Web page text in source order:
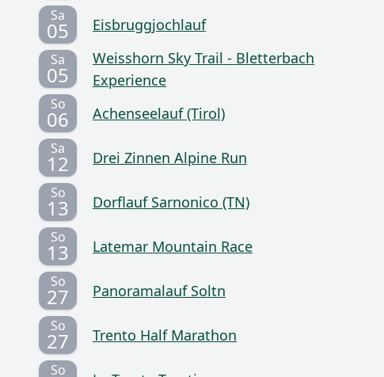
Sa
05 Eisbruggjochlauf
Sa
05
Weisshorn Sky Trail - Bletterbach
Experience
So
06 Achenseelauf (Tirol)
Sa
12 Drei Zinnen Alpine Run
So
13 Dorflauf Sarnonico (TN)
So
13 Latemar Mountain Race
So
27 Panoramalauf Soltn
So
27 Trento Half Marathon
So